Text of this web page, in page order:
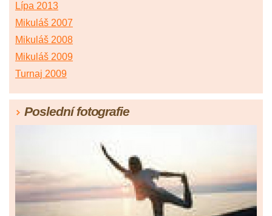
Lípa 2013
Mikuláš 2007
Mikuláš 2008
Mikuláš 2009
Turnaj 2009
Poslední fotografie